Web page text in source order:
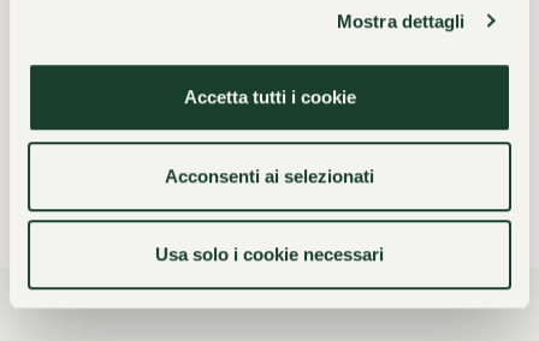
Mostra dettagli
Accetta tutti i cookie
Acconsenti ai selezionati
Usa solo i cookie necessari
Castagnola continua a evolversi in un continuo
equilibrio tra tradizione e ricerca dell’eccellenza,
preservando un’ospitalità fuori dall’ordinario.